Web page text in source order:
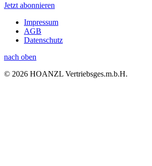
Jetzt abonnieren
Impressum
AGB
Datenschutz
nach oben
© 2026 HOANZL Vertriebsges.m.b.H.